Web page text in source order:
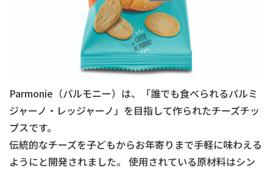
Parmonie（パルモニー）は、「誰でも食べられるパルミ
ジャーノ・レッジャーノ」を目指して作られたチーズチッ
プスです。
伝統的なチーズを子どもからお年寄りまで手軽に味わえる
ようにと開発されました。 使用されている原材料はシン